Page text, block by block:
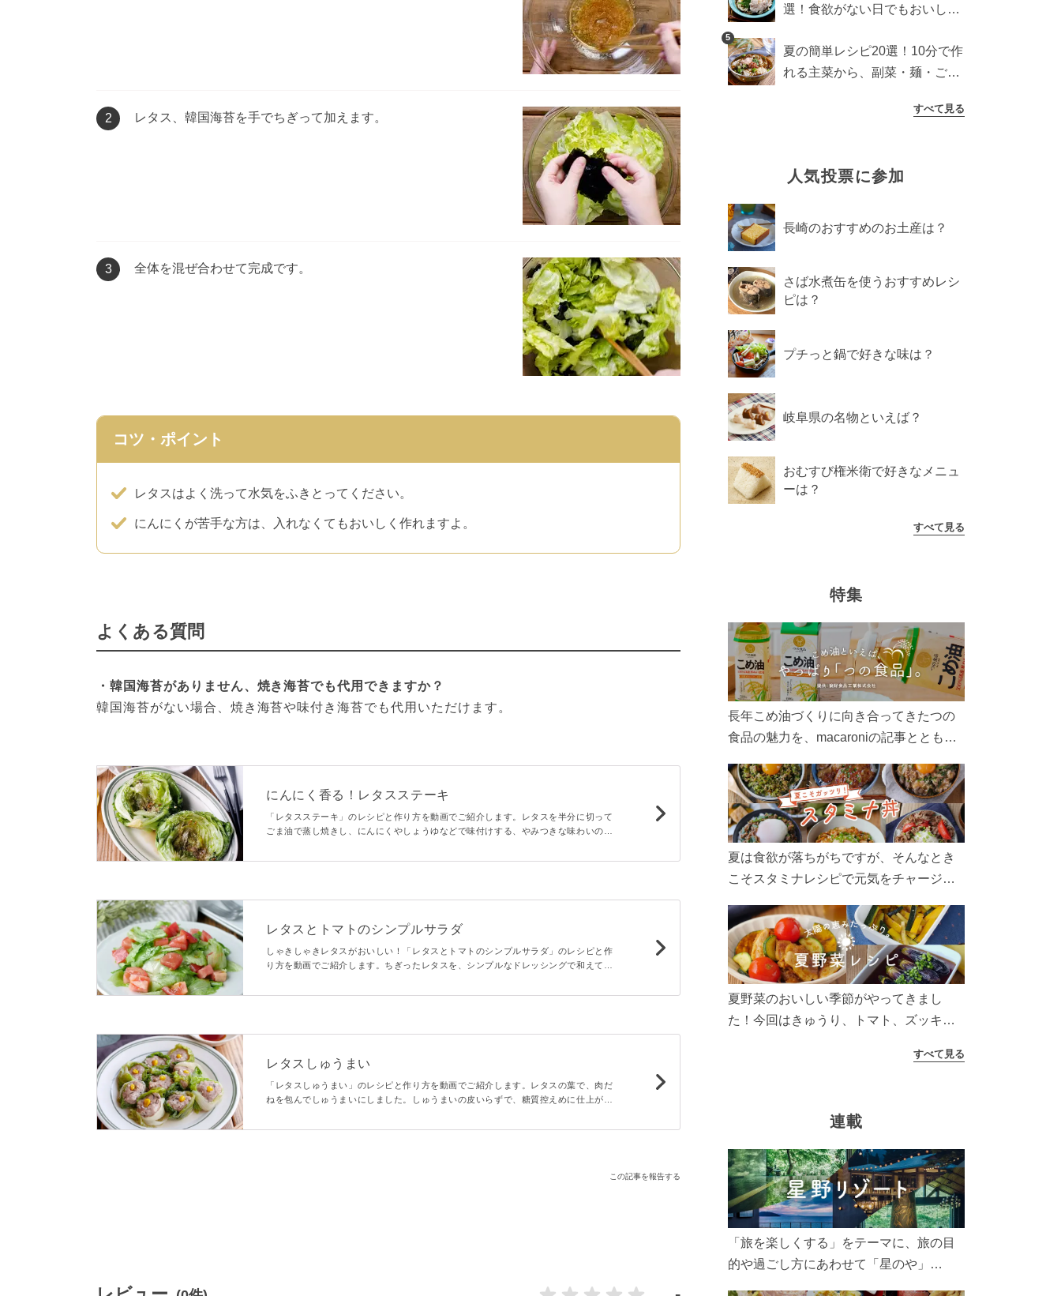
2 レタス、韓国海苔を手でちぎって加えます。
3 全体を混ぜ合わせて完成です。
コツ・ポイント
レタスはよく洗って水気をふきとってください。
にんにくが苦手な方は、入れなくてもおいしく作れますよ。
よくある質問
・韓国海苔がありません、焼き海苔でも代用できますか？
韓国海苔がない場合、焼き海苔や味付き海苔でも代用いただけます。
にんにく香る！レタスステーキ
「レタスステーキ」のレシピと作り方を動画でご紹介します。レタスを半分に切って
ごま油で蒸し焼きし、にんにくやしょうゆなどで味付けする、やみつきな味わいのレ
みでベーコンなど加えるのもおすすめです。
レタスとトマトのシンプルサラダ
しゃきしゃきレタスがおいしい！「レタスとトマトのシンプルサラダ」のレシピと作
り方を動画でご紹介します。ちぎったレタスを、シンプルなドレッシングで和えて、
品です。
レタスしゅうまい
「レタスしゅうまい」のレシピと作り方を動画でご紹介します。レタスの葉で、肉だ
ねを包んでしゅうまいにしました。しゅうまいの皮いらずで、糖質控えめに仕上がり
で、旨味がアップしますよ。
この記事を報告する
選！食欲がない日でもおいしい
5
夏の簡単レシピ20選！10分で作
れる主菜から、副菜・麺・ごは
すべて見る
人気投票に参加
長崎のおすすめのお土産は？
さば水煮缶を使うおすすめレシ
ピは？
プチっと鍋で好きな味は？
岐阜県の名物といえば？
おむすび権米衛で好きなメニュ
ーは？
すべて見る
特集
長年こめ油づくりに向き合ってきたつの
食品の魅力を、macaroniの記事とともに
ん、製造現場や品質へのこだわりまで。
こめ油をもっと好きになるコンテンツを
ぜひお楽しみください。
夏は食欲が落ちがちですが、そんなとき
こそスタミナレシピで元気をチャージ！
リ食べて、夏バテを吹き飛ばしましょ
う！
夏野菜のおいしい季節がやってきまし
た！今回はきゅうり、トマト、ズッキー
太陽の光をたっぷりあびた夏野菜は栄養
すべて見る
連載
「旅を楽しくする」をテーマに、旅の目
的や過ごし方にあわせて「星のや」